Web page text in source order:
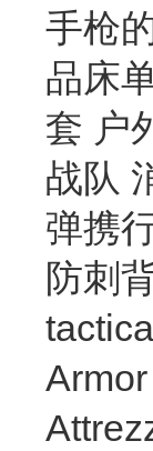
手枪
品床
套 户
战队
弹携
防刺